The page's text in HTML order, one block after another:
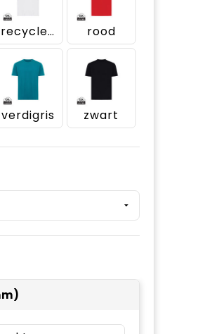
recycled white rood
verdigris zwart